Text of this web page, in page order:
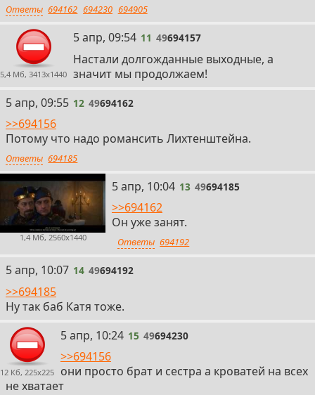
Ответы 694162 694230 694905
5,4 Мб, 3413x1440
11
5 апр, 09:54 11 49694157
Настали долгожданные выходные, а
значит мы продолжаем!
12
5 апр, 09:55 12 49694162
>>694156
Потому что надо романсить Лихтенштейна.
Ответы 694185
1,4 Мб, 2560x1440
13
5 апр, 10:04 13 49694185
>>694162
Он уже занят.
Ответы 694192
14
5 апр, 10:07 14 49694192
>>694185
Ну так баб Катя тоже.
12 Кб, 225x225
15
5 апр, 10:24 15 49694230
>>694156
они просто брат и сестра а кроватей на всех
не хватает